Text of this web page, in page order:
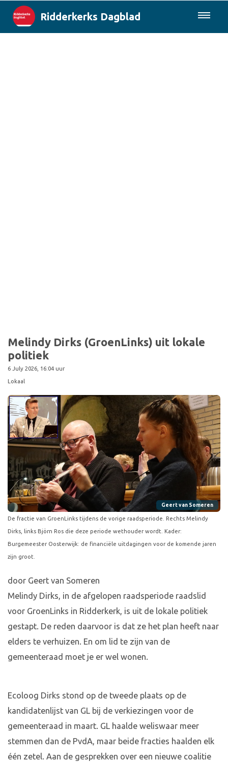
Ridderkerks Dagblad
Melindy Dirks (GroenLinks) uit lokale
politiek
6 July 2026, 16:04 uur
Lokaal
Geert van Someren
De fractie van GroenLinks tijdens de vorige raadsperiode. Rechts Melindy
Dirks, links Björn Ros die deze periode wethouder wordt. Kader:
Burgemeester Oosterwijk: de financiële uitdagingen voor de komende jaren
zijn groot.
door Geert van Someren
Melindy Dirks, in de afgelopen raadsperiode raadslid
voor GroenLinks in Ridderkerk, is uit de lokale politiek
gestapt. De reden daarvoor is dat ze het plan heeft naar
elders te verhuizen. En om lid te zijn van de
gemeenteraad moet je er wel wonen.
Ecoloog Dirks stond op de tweede plaats op de
kandidatenlijst van GL bij de verkiezingen voor de
gemeenteraad in maart. GL haalde weliswaar meer
stemmen dan de PvdA, maar beide fracties haalden elk
één zetel. Aan de gesprekken over een nieuwe coalitie